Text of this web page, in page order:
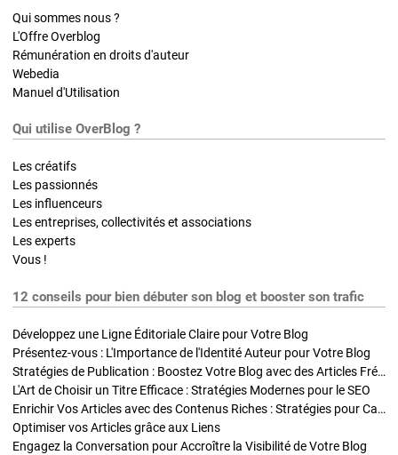
Qui sommes nous ?
L'Offre Overblog
Rémunération en droits d'auteur
Webedia
Manuel d'Utilisation
Qui utilise OverBlog ?
Les créatifs
Les passionnés
Les influenceurs
Les entreprises, collectivités et associations
Les experts
Vous !
12 conseils pour bien débuter son blog et booster son trafic
Développez une Ligne Éditoriale Claire pour Votre Blog
Présentez-vous : L'Importance de l'Identité Auteur pour Votre Blog
Stratégies de Publication : Boostez Votre Blog avec des Articles Fréquents et Exclusifs
L'Art de Choisir un Titre Efficace : Stratégies Modernes pour le SEO
Enrichir Vos Articles avec des Contenus Riches : Stratégies pour Captiver et Optimiser
Optimiser vos Articles grâce aux Liens
Engagez la Conversation pour Accroître la Visibilité de Votre Blog